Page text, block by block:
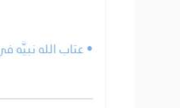
• عتاب الله